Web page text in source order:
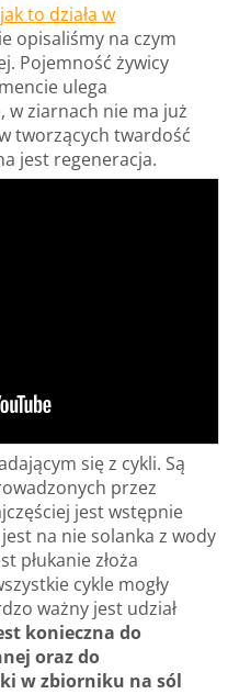
to działa w
opisaliśmy na czym
Pojemność żywicy
ulega
w ziarnach nie ma już
tworzących twardość
jest regeneracja.
się z cykli. Są
przez
jest wstępnie
na nie solanka z wody
płukanie złoża
cykle mogły
ważny jest udział
konieczna do
oraz do
w zbiorniku na sól